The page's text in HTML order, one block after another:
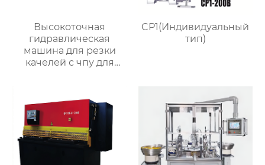
Высокоточная
гидравлическая
машина для резки
качелей с чпу для
CP1(Индивидуальный
тип)